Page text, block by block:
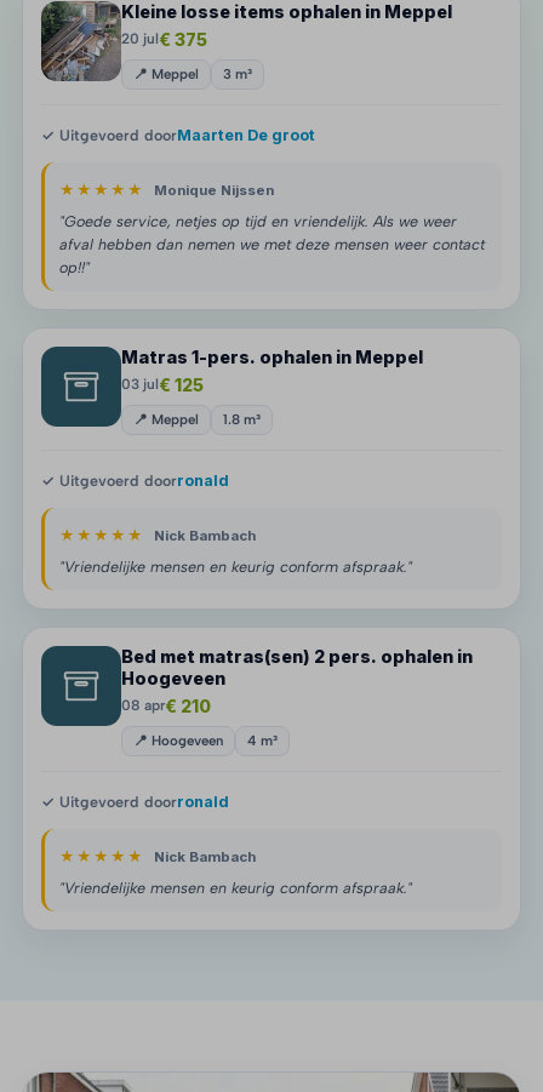
Kleine losse items ophalen in Meppel
20 jul€ 375
📍 Meppel 3 m³
✓ Uitgevoerd doorMaarten De groot
★★★★★ Monique Nijssen
"Goede service, netjes op tijd en vriendelijk. Als we weer
afval hebben dan nemen we met deze mensen weer contact
op!!"
Matras 1-pers. ophalen in Meppel
03 jul€ 125
📍 Meppel 1.8 m³
✓ Uitgevoerd doorronald
★★★★★ Nick Bambach
"Vriendelijke mensen en keurig conform afspraak."
Bed met matras(sen) 2 pers. ophalen in
Hoogeveen
08 apr€ 210
📍 Hoogeveen 4 m³
✓ Uitgevoerd doorronald
★★★★★ Nick Bambach
"Vriendelijke mensen en keurig conform afspraak."